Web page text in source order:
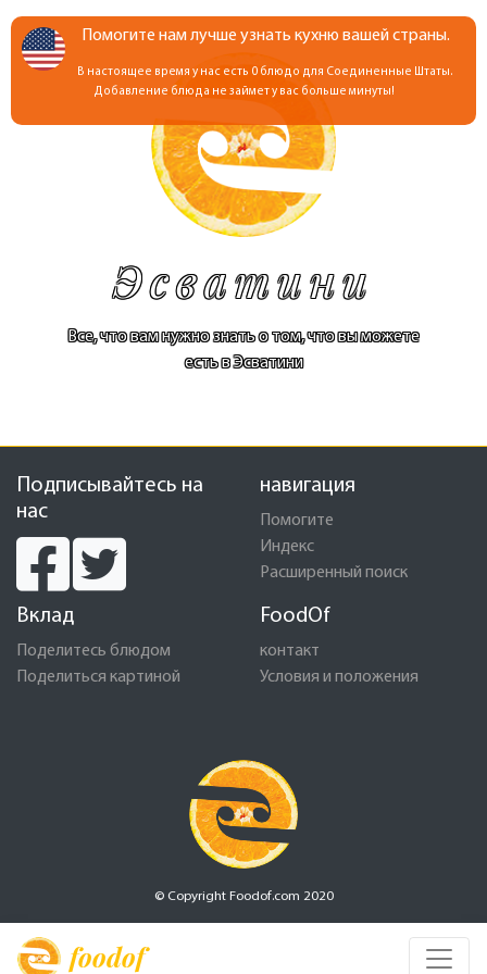
foodof
Эсватини
Все, что вам нужно знать о том, что вы можете
есть в Эсватини
Подписывайтесь на
нас
навигация
Помогите
Индекс
Расширенный поиск
Вклад
Поделитесь блюдом
Поделиться картиной
FoodOf
контакт
Условия и положения
© Copyright Foodof.com 2020
Помогите нам лучше узнать кухню вашей страны.
В настоящее время у нас есть 0 блюдо для Соединенные Штаты.
Добавление блюда не займет у вас больше минуты!